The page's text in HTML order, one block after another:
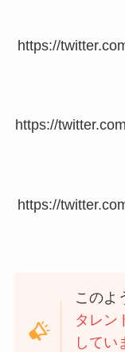
https://
https://
https://
このよ
タレン
してい